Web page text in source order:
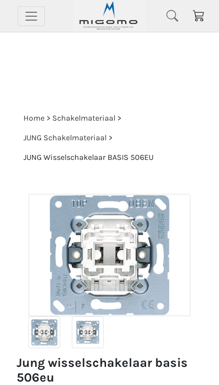
Home > Schakelmateriaal >
JUNG Schakelmateriaal >
JUNG Wisselschakelaar BASIS 506EU
jung wisselschakelaar basis
506eu